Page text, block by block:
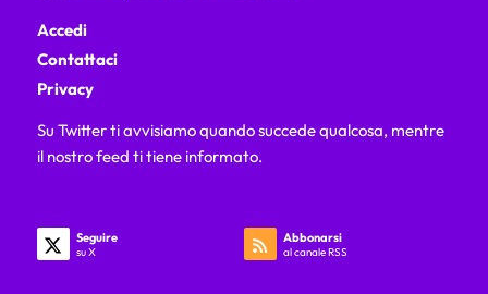
Accedi
Contattaci
Privacy
Su Twitter ti avvisiamo quando succede qualcosa, mentre
il nostro feed ti tiene informato.
Seguire
su X
Abbonarsi
al canale RSS